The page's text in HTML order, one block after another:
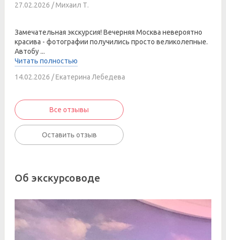
27.02.2026 / Михаил Т.
Замечательная экскурсия! Вечерняя Москва невероятно
красива - фотографии получились просто великолепные.
Автобу ...
Читать полностью
14.02.2026 / Екатерина Лебедева
Все отзывы
Оставить отзыв
Об экскурсоводе